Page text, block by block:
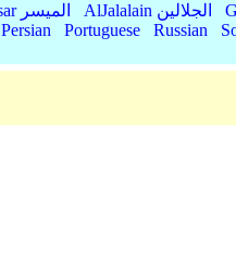
AlMuyassar الميسر AlJalalain الجلالين
Persian Portuguese Russian